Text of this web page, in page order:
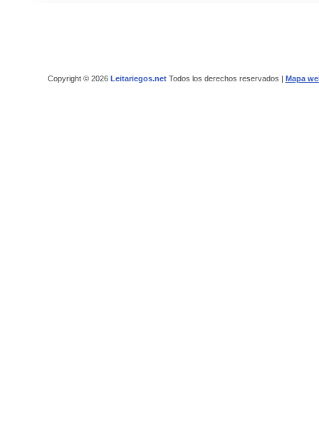
Copyright © 2026 Leitariegos.netTodos los derechos reservados | Mapa